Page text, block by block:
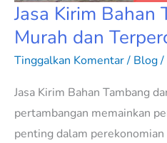
Jasa Kirim Bahan
Murah dan
Tinggalkan Komentar/ Blog/
Jasa Kirim Bahan Tambang
pertambangan memainkan
penting dalam